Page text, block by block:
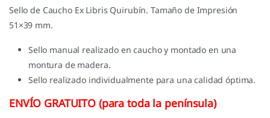
Sello de Caucho Ex Libris Quirubín. Tamaño de Impresión
51×39 mm.
Sello manual realizado en caucho y montado en una
montura de madera.
Sello realizado individualmente para una calidad óptima.
ENVÍO GRATUITO (para toda la península)